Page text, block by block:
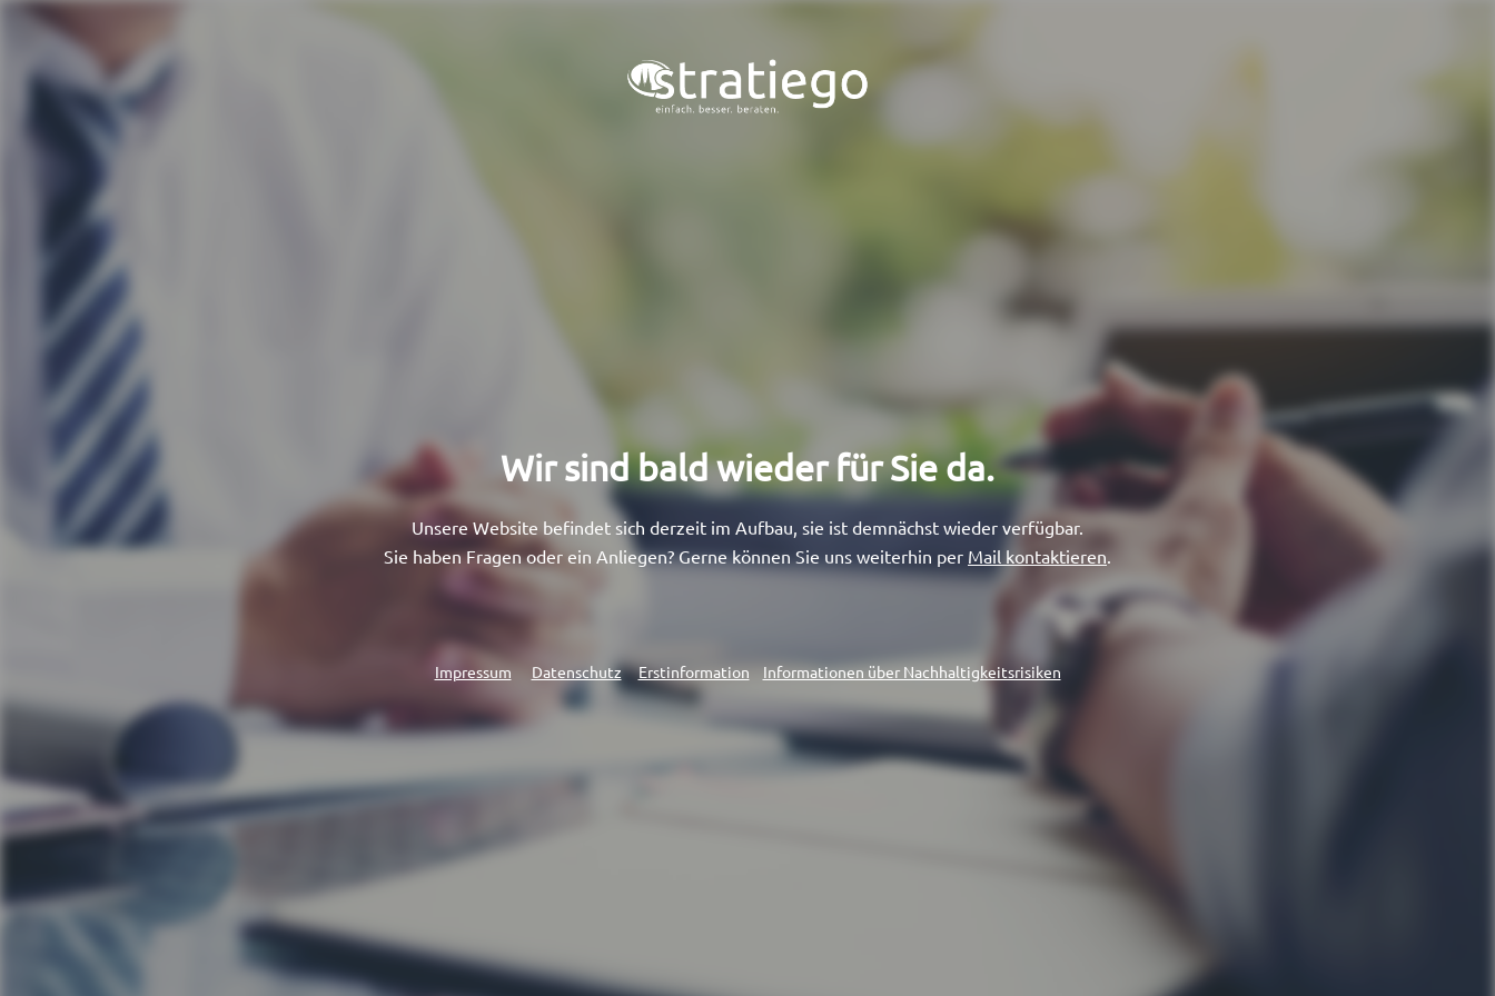
Wir sind bald wieder für Sie da.​
Unsere Website befindet sich derzeit im Aufbau, sie ist demnächst wieder verfügbar.
Sie haben Fragen oder ein Anliegen? Gerne können Sie uns weiterhin per Mail kontaktieren.
Impressum Datenschutz Erstinformation Informationen über Nachhaltigkeitsrisiken